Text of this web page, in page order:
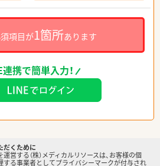
項目が1箇所あります
携で簡単入力！
だくために
営する（株）メディカルリソースは、お客様の個
する事業者としてプライバシーマークが付与され